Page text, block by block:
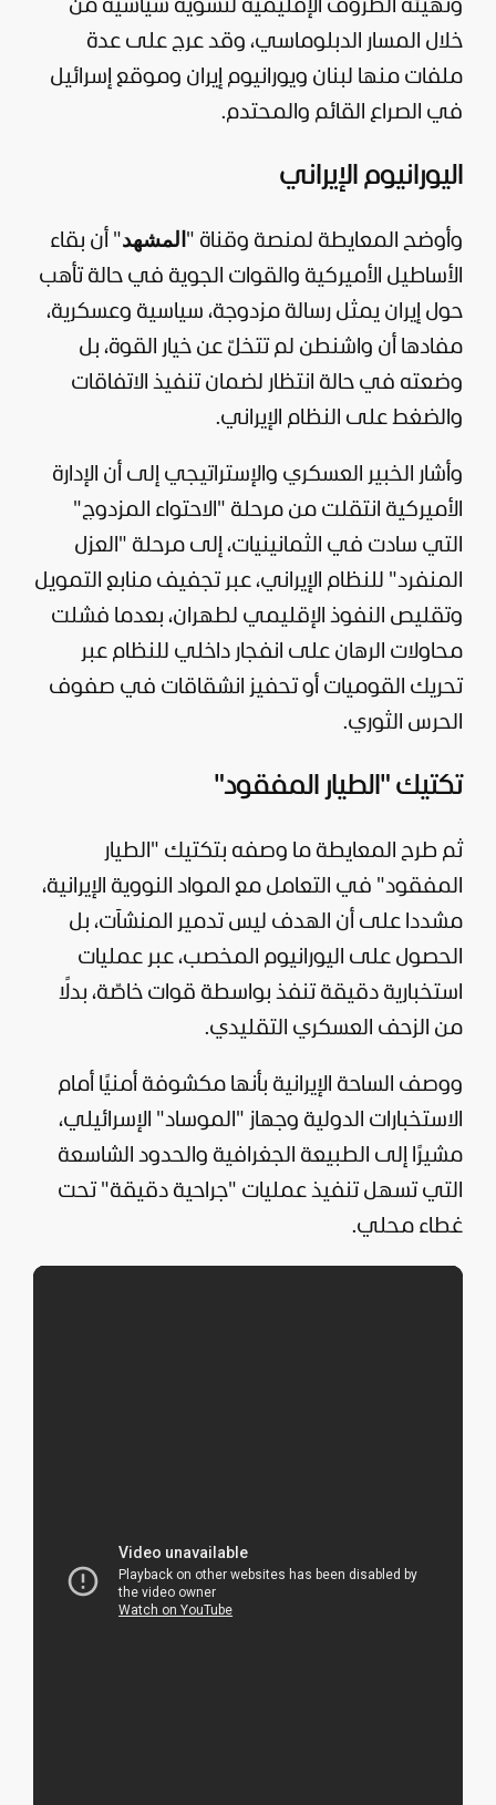
وتهيئة الظروف الإقليمية لتسوية سياسية من
خلال المسار الدبلوماسي، وقد عرج على عدة
ملفات منها لبنان ويورانيوم إيران وموقع إسرائيل
في الصراع القائم والمحتدم.
اليورانيوم الإيراني
وأوضح المعايطة لمنصة وقناة " المشهد" أن بقاء
الأساطيل الأميركية والقوات الجوية في حالة تأهب
حول إيران يمثل رسالة مزدوجة، سياسية وعسكرية،
مفادها أن واشنطن لم تتخلّ عن خيار القوة، بل
وضعته في حالة انتظار لضمان تنفيذ الاتفاقات
والضغط على النظام الإيراني.
وأشار الخبير العسكري والإستراتيجي إلى أن الإدارة
الأميركية انتقلت من مرحلة "الاحتواء المزدوج"
التي سادت في الثمانينيات، إلى مرحلة "العزل
المنفرد" للنظام الإيراني، عبر تجفيف منابع التمويل
وتقليص النفوذ الإقليمي لطهران، بعدما فشلت
محاولات الرهان على انفجار داخلي للنظام عبر
تحريك القوميات أو تحفيز انشقاقات في صفوف
الحرس الثوري.
تكتيك "الطيار المفقود"
ثم طرح المعايطة ما وصفه بتكتيك "الطيار
المفقود" في التعامل مع المواد النووية الإيرانية،
مشددا على أن الهدف ليس تدمير المنشآت، بل
الحصول على اليورانيوم المخصب، عبر عمليات
استخبارية دقيقة تنفذ بواسطة قوات خاصّة، بدلًا
من الزحف العسكري التقليدي.
ووصف الساحة الإيرانية بأنها مكشوفة أمنيًا أمام
الاستخبارات الدولية وجهاز "الموساد" الإسرائيلي،
مشيرًا إلى الطبيعة الجغرافية والحدود الشاسعة
التي تسهل تنفيذ عمليات "جراحية دقيقة" تحت
غطاء محلي.